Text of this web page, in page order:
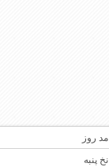
مد روز
نخ پنبه